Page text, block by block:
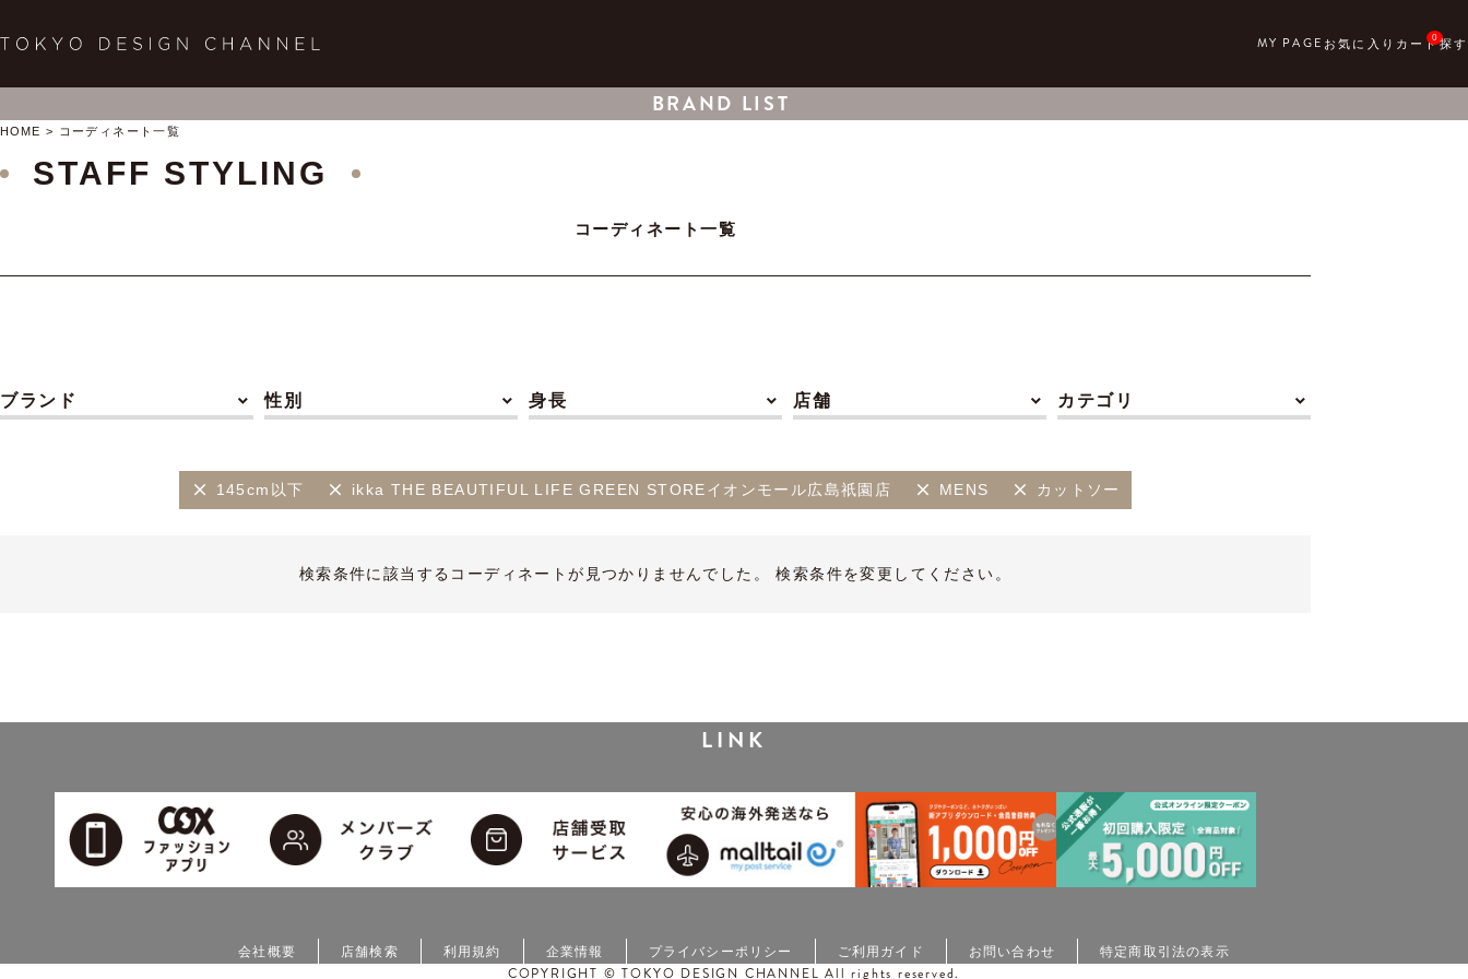
0
BRAND LIST
HOME コーディネート一覧
STAFF STYLING
コーディネート一覧
ブランド 性別 身長 店舗 カテゴリ
145cm以下 ikka THE BEAUTIFUL LIFE GREEN STOREイオンモール広島祇園店 MENS カットソー
検索条件に該当するコーディネートが見つかりませんでした。 検索条件を変更してください。
LINK
会社概要 店舗検索 利用規約 企業情報 プライバシーポリシー ご利用ガイド お問い合わせ 特定商取引法の表示
COPYRIGHT © TOKYO DESIGN CHANNEL All rights reserved.